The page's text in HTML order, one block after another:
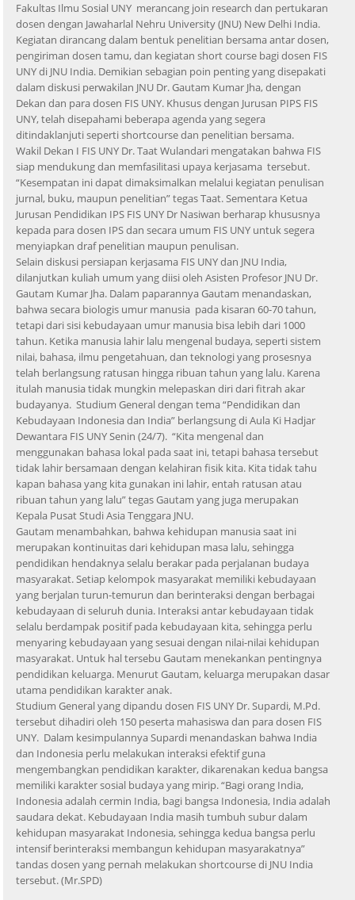
Fakultas Ilmu Sosial UNY merancang join research dan pertukaran
dosen dengan Jawaharlal Nehru University (JNU) New Delhi India.
Kegiatan dirancang dalam bentuk penelitian bersama antar dosen,
pengiriman dosen tamu, dan kegiatan short course bagi dosen FIS
UNY di JNU India. Demikian sebagian poin penting yang disepakati
dalam diskusi perwakilan JNU Dr. Gautam Kumar Jha, dengan
Dekan dan para dosen FIS UNY. Khusus dengan Jurusan PIPS FIS
UNY, telah disepahami beberapa agenda yang segera
ditindaklanjuti seperti shortcourse dan penelitian bersama.
Wakil Dekan I FIS UNY Dr. Taat Wulandari mengatakan bahwa FIS
siap mendukung dan memfasilitasi upaya kerjasama tersebut.
“Kesempatan ini dapat dimaksimalkan melalui kegiatan penulisan
jurnal, buku, maupun penelitian” tegas Taat. Sementara Ketua
Jurusan Pendidikan IPS FIS UNY Dr Nasiwan berharap khususnya
kepada para dosen IPS dan secara umum FIS UNY untuk segera
menyiapkan draf penelitian maupun penulisan.
Selain diskusi persiapan kerjasama FIS UNY dan JNU India,
dilanjutkan kuliah umum yang diisi oleh Asisten Profesor JNU Dr.
Gautam Kumar Jha. Dalam paparannya Gautam menandaskan,
bahwa secara biologis umur manusia pada kisaran 60-70 tahun,
tetapi dari sisi kebudayaan umur manusia bisa lebih dari 1000
tahun. Ketika manusia lahir lalu mengenal budaya, seperti sistem
nilai, bahasa, ilmu pengetahuan, dan teknologi yang prosesnya
telah berlangsung ratusan hingga ribuan tahun yang lalu. Karena
itulah manusia tidak mungkin melepaskan diri dari fitrah akar
budayanya. Studium General dengan tema “Pendidikan dan
Kebudayaan Indonesia dan India” berlangsung di Aula Ki Hadjar
Dewantara FIS UNY Senin (24/7). “Kita mengenal dan
menggunakan bahasa lokal pada saat ini, tetapi bahasa tersebut
tidak lahir bersamaan dengan kelahiran fisik kita. Kita tidak tahu
kapan bahasa yang kita gunakan ini lahir, entah ratusan atau
ribuan tahun yang lalu” tegas Gautam yang juga merupakan
Kepala Pusat Studi Asia Tenggara JNU.
Gautam menambahkan, bahwa kehidupan manusia saat ini
merupakan kontinuitas dari kehidupan masa lalu, sehingga
pendidikan hendaknya selalu berakar pada perjalanan budaya
masyarakat. Setiap kelompok masyarakat memiliki kebudayaan
yang berjalan turun-temurun dan berinteraksi dengan berbagai
kebudayaan di seluruh dunia. Interaksi antar kebudayaan tidak
selalu berdampak positif pada kebudayaan kita, sehingga perlu
menyaring kebudayaan yang sesuai dengan nilai-nilai kehidupan
masyarakat. Untuk hal tersebu Gautam menekankan pentingnya
pendidikan keluarga. Menurut Gautam, keluarga merupakan dasar
utama pendidikan karakter anak.
Studium General yang dipandu dosen FIS UNY Dr. Supardi, M.Pd.
tersebut dihadiri oleh 150 peserta mahasiswa dan para dosen FIS
UNY. Dalam kesimpulannya Supardi menandaskan bahwa India
dan Indonesia perlu melakukan interaksi efektif guna
mengembangkan pendidikan karakter, dikarenakan kedua bangsa
memiliki karakter sosial budaya yang mirip. “Bagi orang India,
Indonesia adalah cermin India, bagi bangsa Indonesia, India adalah
saudara dekat. Kebudayaan India masih tumbuh subur dalam
kehidupan masyarakat Indonesia, sehingga kedua bangsa perlu
intensif berinteraksi membangun kehidupan masyarakatnya”
tandas dosen yang pernah melakukan shortcourse di JNU India
tersebut. (Mr.SPD)